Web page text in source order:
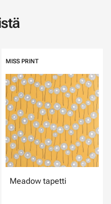
MISS PRINT
Meadow tapetti